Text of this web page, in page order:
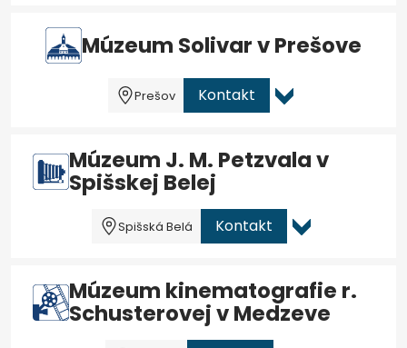
Múzeum Solivar v Prešove
Prešov Kontakt
Múzeum J. M. Petzvala v
Spišskej Belej
Spišská Belá Kontakt
Múzeum kinematografie r.
Schusterovej v Medzeve